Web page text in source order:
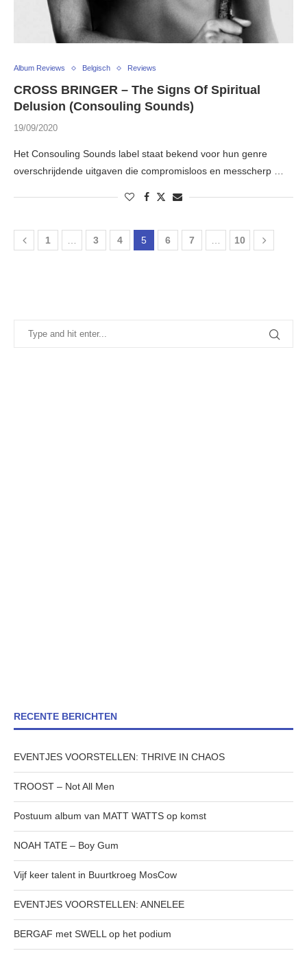
Album Reviews Belgisch Reviews
CROSS BRINGER – The Signs Of Spiritual
Delusion (Consouling Sounds)
19/09/2020
Het Consouling Sounds label staat bekend voor hun genre
overschrijdende uitgaven die compromisloos en messcherp …
1 … 3 4 5 6 7 … 10
RECENTE BERICHTEN
EVENTJES VOORSTELLEN: THRIVE IN CHAOS
TROOST – Not All Men
Postuum album van MATT WATTS op komst
NOAH TATE – Boy Gum
Vijf keer talent in Buurtkroeg MosCow
EVENTJES VOORSTELLEN: ANNELEE
BERGAF met SWELL op het podium